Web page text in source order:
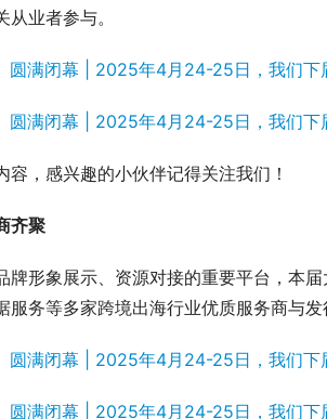
业者参与。
，感兴趣的小伙伴记得关注我们！
齐聚
牌形象展示、资源对接的重要平台，本
务等多家跨境出海行业优质服务商与发